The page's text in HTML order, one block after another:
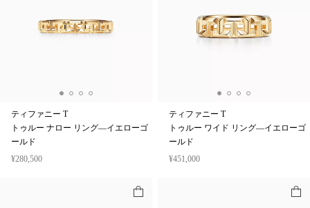
ティファニー T
トゥルー ナロー リング—イエローゴ
ールド
¥280,500
ティファニー T
トゥルー ワイド リング—イエローゴ
ールド
¥451,000